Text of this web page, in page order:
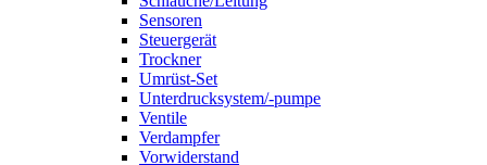
Sensoren
Steuergerät
Trockner
Umrüst-Set
Unterdrucksystem/-pumpe
Ventile
Verdampfer
Vorwiderstand